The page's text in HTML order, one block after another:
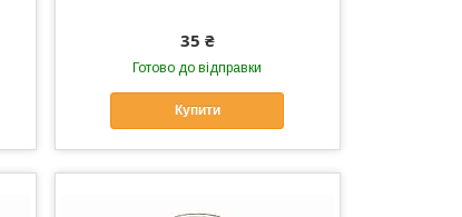
35 ₴
Готово до відправки
Купити